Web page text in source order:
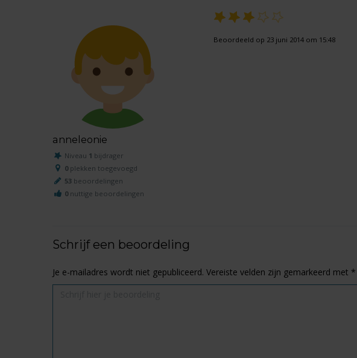
anneleonie
Niveau 1 bijdrager
0plekken toegevoegd
53 beoordelingen
0nuttige beoordelingen
Beoordeeld op 23 juni 2014 om 15:48
Schrijf een beoordeling
Je e-mailadres wordt niet gepubliceerd. Vereiste velden zijn gemarkeerd met *